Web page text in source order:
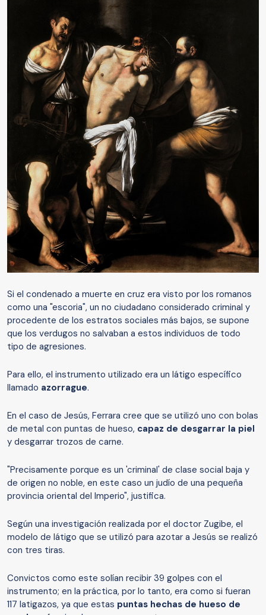
Si el condenado a muerte en cruz era visto por los romanos
como una "escoria", un no ciudadano considerado criminal y
procedente de los estratos sociales más bajos, se supone
que los verdugos no salvaban a estos individuos de todo
tipo de agresiones.
Para ello, el instrumento utilizado era un látigo específico
llamado azorrague.
En el caso de Jesús, Ferrara cree que se utilizó uno con bolas
de metal con puntas de hueso, capaz de desgarrar la piel
y desgarrar trozos de carne.
"Precisamente porque es un 'criminal' de clase social baja y
de origen no noble, en este caso un judío de una pequeña
provincia oriental del Imperio", justifica.
Según una investigación realizada por el doctor Zugibe, el
modelo de látigo que se utilizó para azotar a Jesús se realizó
con tres tiras.
Convictos como este solían recibir 39 golpes con el
instrumento; en la práctica, por lo tanto, era como si fueran
117 latigazos, ya que estas puntas hechas de hueso de